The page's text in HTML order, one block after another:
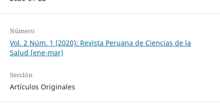
Número
Vol. 2 Núm. 1 (2020): Revista Peruana de Ciencias de la
Salud (ene-mar)
Sección
Artículos Originales